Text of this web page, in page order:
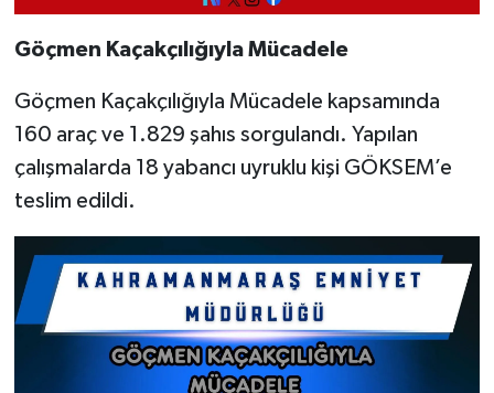
Göçmen Kaçakçılığıyla Mücadele
Göçmen Kaçakçılığıyla Mücadele kapsamında
160 araç ve 1.829 şahıs sorgulandı. Yapılan
çalışmalarda 18 yabancı uyruklu kişi GÖKSEM’e
teslim edildi.